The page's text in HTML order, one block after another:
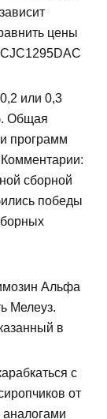
цены
или 0,3
Общая
программ
сборной
победы
Альфа
Мелеуз.
в
с
от